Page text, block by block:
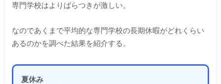
専門学校はよりばらつきが激しい。
なのであくまで平均的な専門学校の長期休暇がどれくらい
あるのかを調べた結果を紹介する。
夏休み